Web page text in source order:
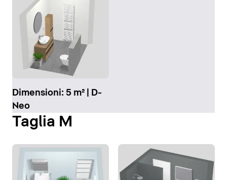
Dimensioni: 5 m² | D-
Neo
Taglia M